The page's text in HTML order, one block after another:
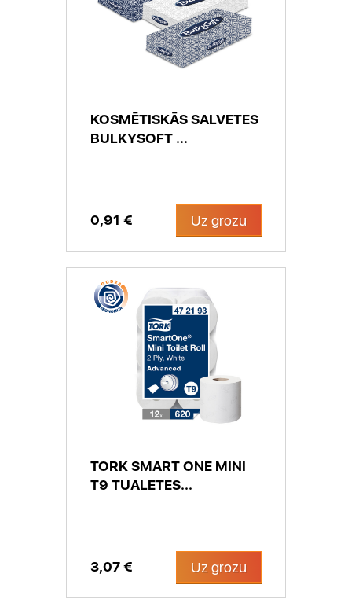
KOSMĒTISKĀS SALVETES
BULKYSOFT ...
0,91 € Uz grozu
TORK SMART ONE MINI
T9 TUALETES...
3,07 € Uz grozu